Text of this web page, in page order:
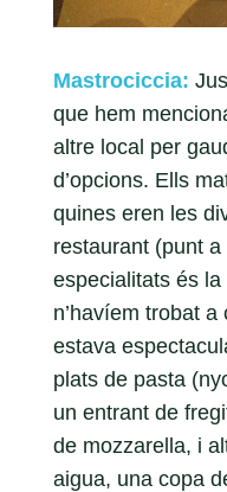
Mastrociccia:
que hem
altre local per
d’opcions. Ells
quines eren les
restaurant (punt a
especialitats és
n’havíem trobat
estava
plats de pasta
un entrant de
de mozzarella, i
aigua, una copa